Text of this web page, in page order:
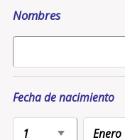
Nombres
Fecha de nacimiento